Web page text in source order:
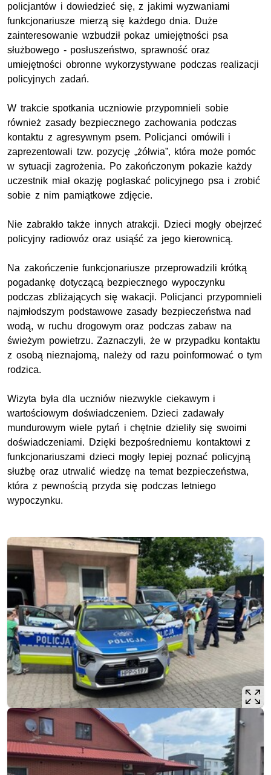
policjantów i dowiedzieć się, z jakimi wyzwaniami
funkcjonariusze mierzą się każdego dnia. Duże
zainteresowanie wzbudził pokaz umiejętności psa
służbowego - posłuszeństwo, sprawność oraz
umiejętności obronne wykorzystywane podczas realizacji
policyjnych zadań.
W trakcie spotkania uczniowie przypomnieli sobie
również zasady bezpiecznego zachowania podczas
kontaktu z agresywnym psem. Policjanci omówili i
zaprezentowali tzw. pozycję „żółwia”, która może pomóc
w sytuacji zagrożenia. Po zakończonym pokazie każdy
uczestnik miał okazję pogłaskać policyjnego psa i zrobić
sobie z nim pamiątkowe zdjęcie.
Nie zabrakło także innych atrakcji. Dzieci mogły obejrzeć
policyjny radiowóz oraz usiąść za jego kierownicą.
Na zakończenie funkcjonariusze przeprowadzili krótką
pogadankę dotyczącą bezpiecznego wypoczynku
podczas zbliżających się wakacji. Policjanci przypomnieli
najmłodszym podstawowe zasady bezpieczeństwa nad
wodą, w ruchu drogowym oraz podczas zabaw na
świeżym powietrzu. Zaznaczyli, że w przypadku kontaktu
z osobą nieznajomą, należy od razu poinformować o tym
rodzica.
Wizyta była dla uczniów niezwykle ciekawym i
wartościowym doświadczeniem. Dzieci zadawały
mundurowym wiele pytań i chętnie dzieliły się swoimi
doświadczeniami. Dzięki bezpośredniemu kontaktowi z
funkcjonariuszami dzieci mogły lepiej poznać policyjną
służbę oraz utrwalić wiedzę na temat bezpieczeństwa,
która z pewnością przyda się podczas letniego
wypoczynku.